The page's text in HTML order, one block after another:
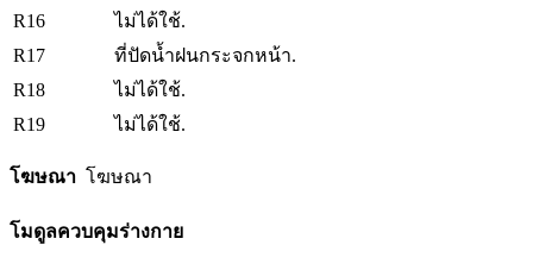
R16
ไม่ได้ใช้.
R17
ที่ปัดน้ำฝนกระจกหน้า.
R18
ไม่ได้ใช้.
R19
ไม่ได้ใช้.
โฆษณา โฆษณา
โมดูลควบคุมร่างกาย